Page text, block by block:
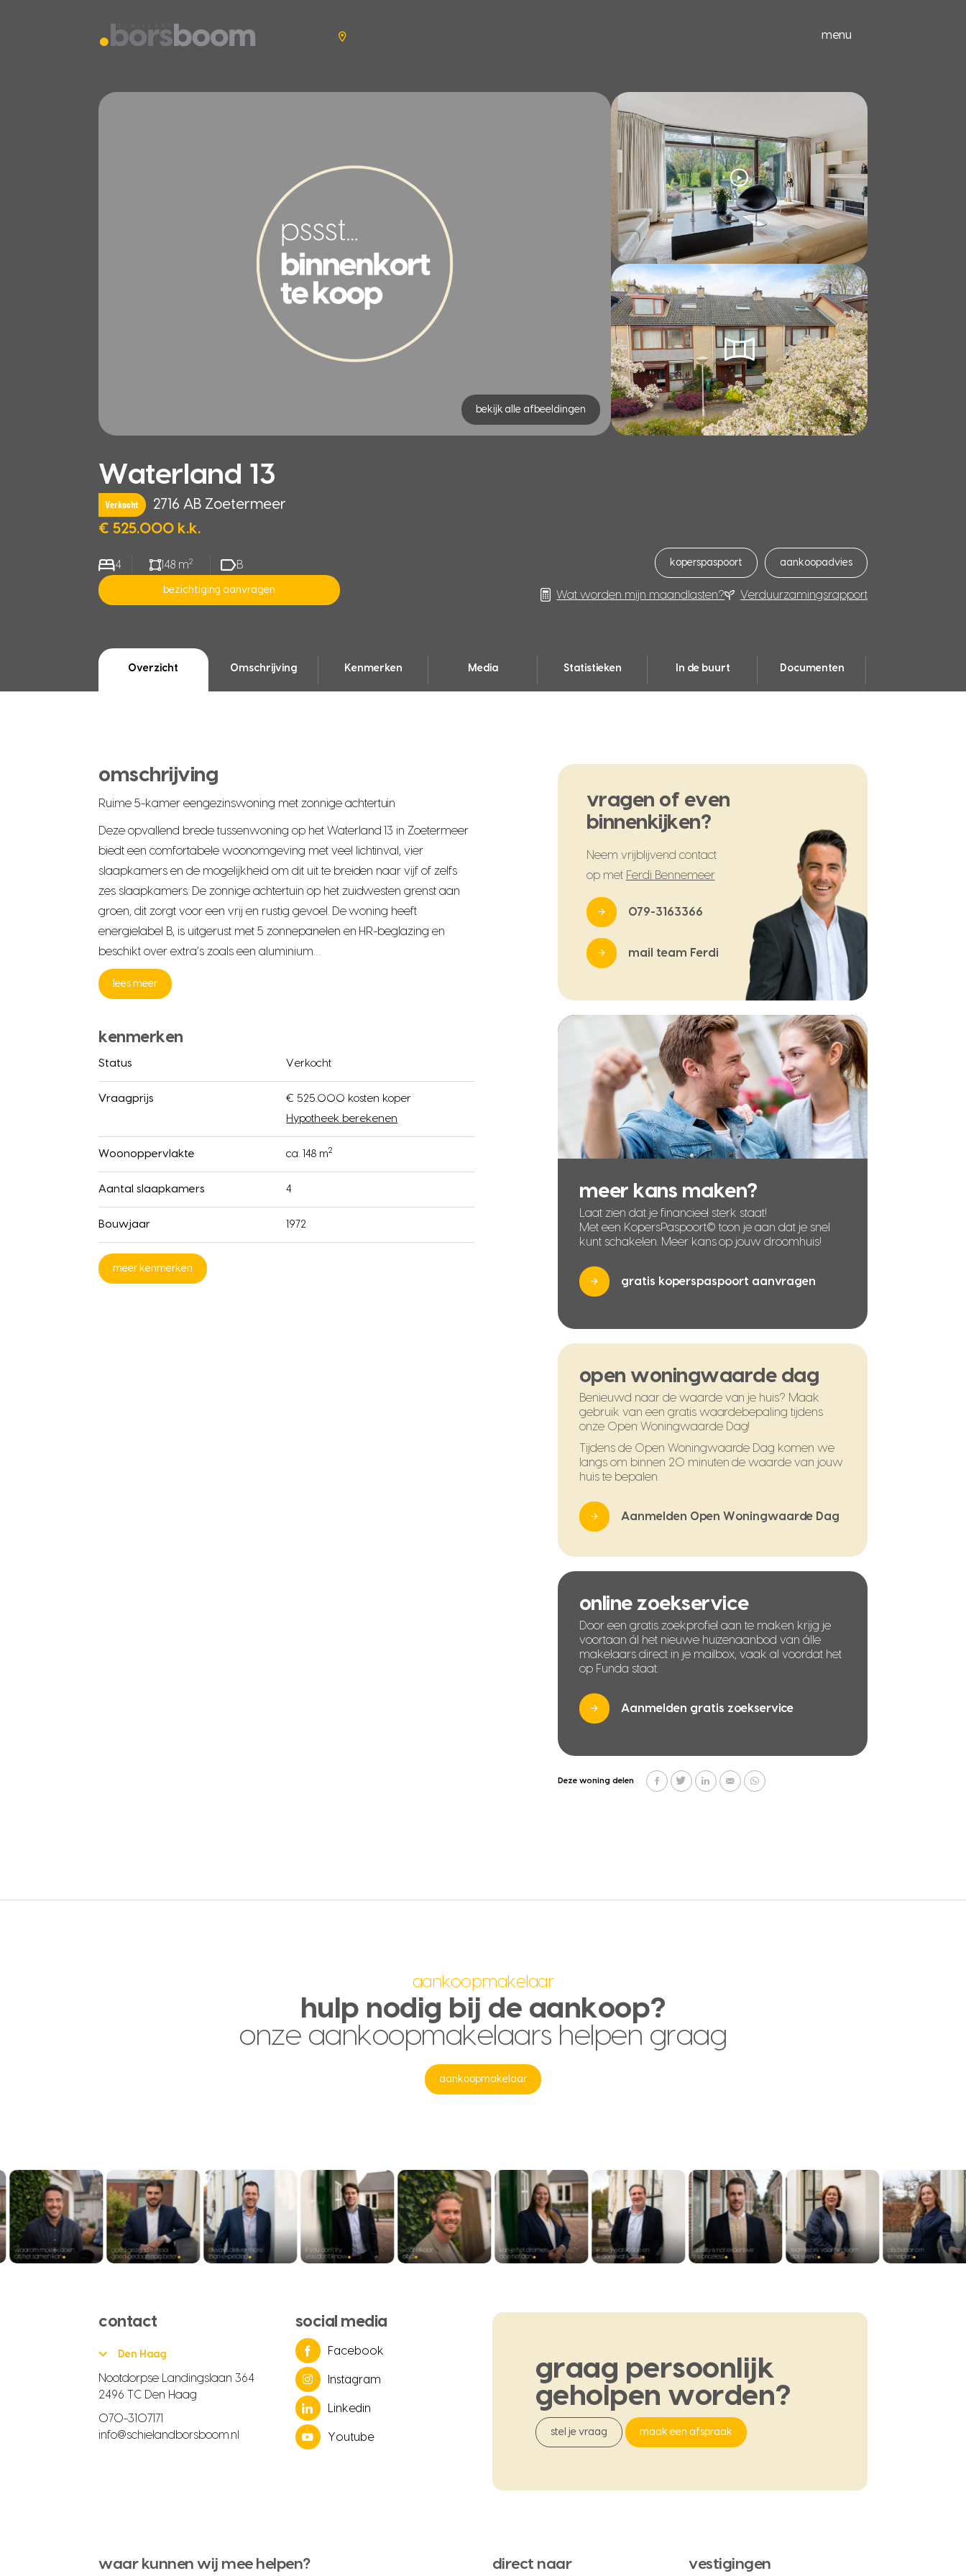
menu
bekijk alle afbeeldingen
Waterland 13
Verkocht
2716 AB Zoetermeer
€ 525.000 k.k.
4 148 m2 B
bezichtiging aanvragen
koperspaspoort aankoopadvies
Wat worden mijn maandlasten? Verduurzamingsrapport
Overzicht Omschrijving Kenmerken Media Statistieken In de buurt Documenten
omschrijving
Ruime 5-kamer eengezinswoning met zonnige achtertuin
Deze opvallend brede tussenwoning op het Waterland 13 in Zoetermeer
biedt een comfortabele woonomgeving met veel lichtinval, vier
slaapkamers en de mogelijkheid om dit uit te breiden naar vijf of zelfs
zes slaapkamers. De zonnige achtertuin op het zuidwesten grenst aan
groen, dit zorgt voor een vrij en rustig gevoel. De woning heeft
energielabel B, is uitgerust met 5 zonnepanelen en HR-beglazing en
beschikt over extra’s zoals een aluminium…
lees meer
kenmerken
Status Verkocht
Vraagprijs
€ 525.000 kosten koper
Hypotheek berekenen
Woonoppervlakte ca. 148 m2
Aantal slaapkamers 4
Bouwjaar 1972
meer kenmerken
vragen of even
binnenkijken?
Neem vrijblijvend contact
op met Ferdi Bennemeer
079-3163366
mail team Ferdi
meer kans maken?
Laat zien dat je financieel sterk staat!
Met een KopersPaspoort© toon je aan dat je snel
kunt schakelen. Meer kans op jouw droomhuis!
gratis koperspaspoort aanvragen
open woningwaarde dag
Benieuwd naar de waarde van je huis? Maak
gebruik van een gratis waardebepaling tijdens
onze Open Woningwaarde Dag!
Tijdens de Open Woningwaarde Dag komen we
langs om binnen 20 minuten de waarde van jouw
huis te bepalen.
Aanmelden Open Woningwaarde Dag
online zoekservice
Door een gratis zoekprofiel aan te maken krijg je
voortaan ál het nieuwe huizenaanbod van álle
makelaars direct in je mailbox, vaak al voordat het
op Funda staat.
Aanmelden gratis zoekservice
Deze woning delen
aankoopmakelaar
hulp nodig bij de aankoop?
onze aankoopmakelaars helpen graag
aankoopmakelaar
contact
Den Haag
Nootdorpse Landingslaan 364
2496 TC Den Haag
070-3107171
info@schielandborsboom.nl
social media
Facebook
Instagram
Linkedin
Youtube
graag persoonlijk
geholpen worden?
stel je vraag maak een afspraak
waar kunnen wij mee helpen? direct naar vestigingen